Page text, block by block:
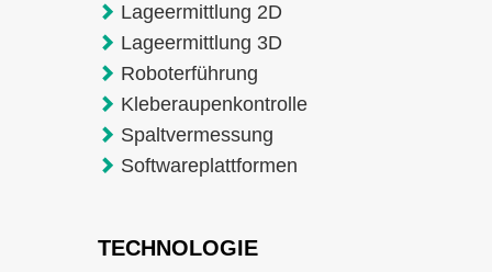
Lageermittlung 2D
Lageermittlung 3D
Roboterführung
Kleberaupenkontrolle
Spaltvermessung
Softwareplattformen
TECHNOLOGIE